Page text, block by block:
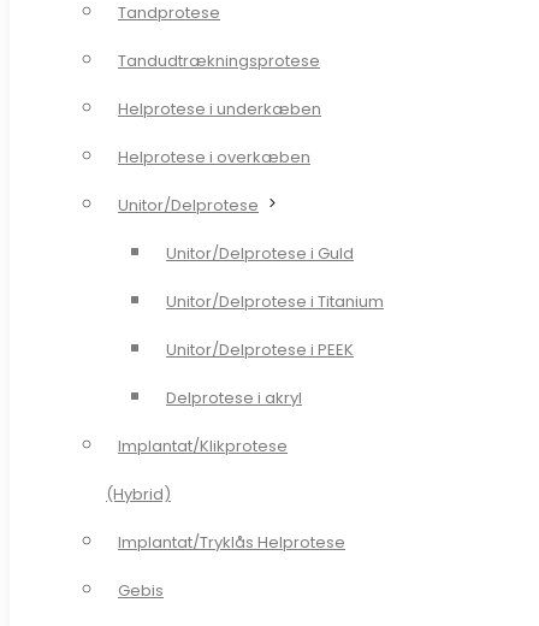
Tandudtrækningsprotese
Helprotese i underkæben
Helprotese i overkæben
Unitor/Delprotese
Unitor/Delprotese i Guld
Unitor/Delprotese i Titanium
Unitor/Delprotese i PEEK
Delprotese i akryl
Implantat/Klikprotese
(Hybrid)
Implantat/Tryklås Helprotese
Gebis
Smileprotese
Tandprotese
Tandudtrækningsprotese
Helprotese i underkæben
Helprotese i overkæben
Unitor/Delprotese
Unitor/Delprotese i Guld
Unitor/Delprotese i Titanium
Unitor/Delprotese i PEEK
Delprotese i akryl
Implantat/Klikprotese
(Hybrid)
Implantat/Tryklås Helprotese
Gebis